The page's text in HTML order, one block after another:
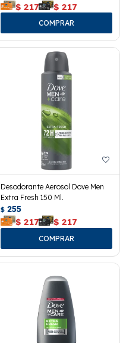
$ 217 $ 217
Desodorante Aerosol Dove Men
Extra Fresh 150 Ml.
$ 255
$ 217 $ 217